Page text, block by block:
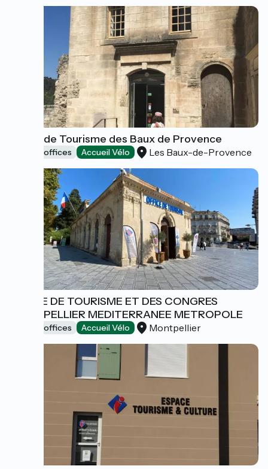
Office de Tourisme des Baux de Provence
Tourist offices Accueil Vélo Les Baux-de-Provence
OFFICE DE TOURISME ET DES CONGRES
MONTPELLIER MEDITERRANEE METROPOLE
Tourist offices Accueil Vélo Montpellier